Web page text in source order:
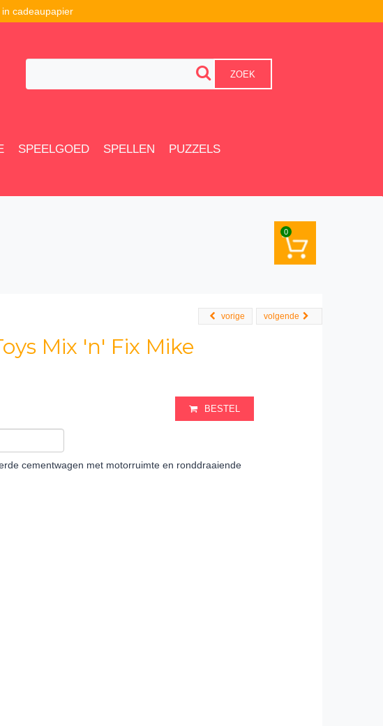
cadeaupapier
ZOEK
SPEELGOED SPELLEN PUZZELS
0
volgende
vorige
Mix 'n' Fix Mike
BESTEL
cementwagen met motorruimte en ronddraaiende